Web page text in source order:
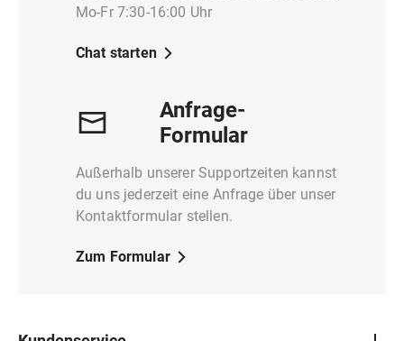
Mo-Fr 7:30-16:00 Uhr
Chat starten
Anfrage-
Formular
Außerhalb unserer Supportzeiten kannst
du uns jederzeit eine Anfrage über unser
Kontaktformular stellen.
Zum Formular